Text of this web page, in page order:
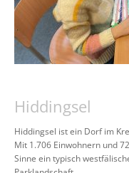
Hiddingsel
Hiddingsel ist ein Dorf im
Mit 1.706 Einwohnern und
Sinne ein typisch